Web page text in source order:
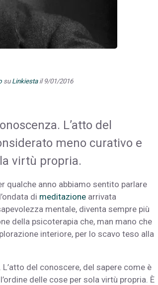
su Linkiestail 9/01/2016
L’atto del
meno curativo e
virtù propria.
qualche anno abbiamo sentito parlare
di meditazione arrivata
mentale, diventa sempre più
della psicoterapia che, man mano che
interiore, per lo scavo teso alla
del conoscere, del sapere come è
delle cose per sola virtù propria. È